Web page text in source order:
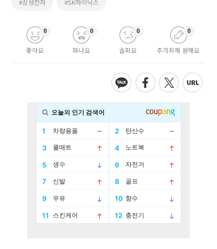
#삼성전자 #SK하이닉스
좋아요
0
화나요
0
슬퍼요
0
추가취재 원해요
0